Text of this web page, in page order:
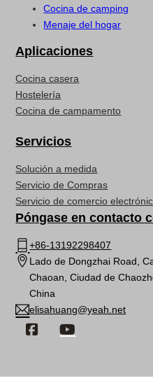
Cocina de camping
Menaje del hogar
Aplicaciones
Cocina casera
Hostelería
Cocina de campamento
Servicios
Solución a medida
Servicio de Compras
Servicio de comercio
Póngase en contacto
+86-13192298407
Lado de Dongzhai Road,
Chaoan, Ciudad de
China
elisahuang@yeah.net